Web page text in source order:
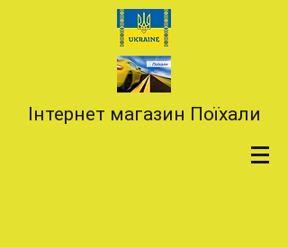
Інтернет магазин Поїхали